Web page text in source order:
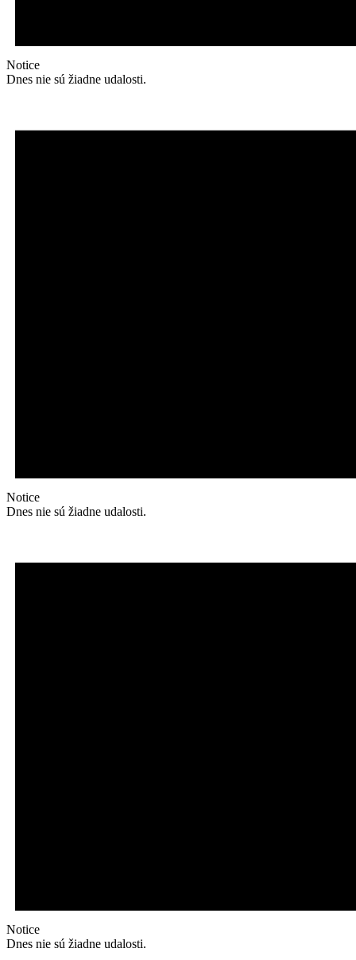
Notice
Dnes nie sú žiadne udalosti.
Notice
Dnes nie sú žiadne udalosti.
Notice
Dnes nie sú žiadne udalosti.